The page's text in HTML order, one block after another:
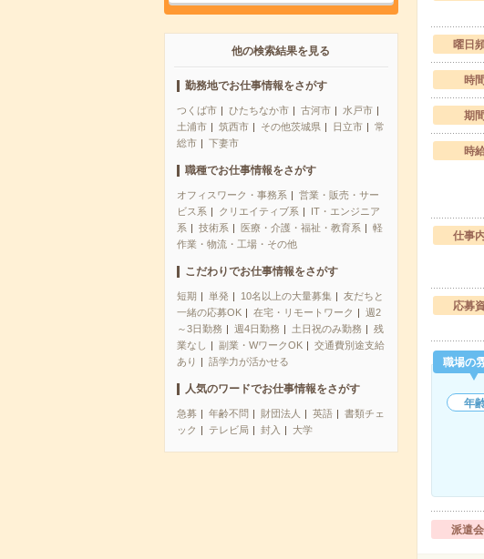
他の検索結果を見る
勤務地でお仕事情報をさがす
つくば市 ひたちなか市 古河市
水戸市
土浦市
筑西市 その他茨城県 日立市
常
総市
下妻市
職種でお仕事情報をさがす
オフィスワーク・事務系
営業・販売・サー
ビス系
クリエイティブ系
IT・エンジニア
系
技術系 医療・介護・福祉・教育系
軽
作業・物流・工場・その他
こだわりでお仕事情報をさがす
短期 単発 10名以上の大量募集
友だちと
一緒の応募OK
在宅・リモートワーク
週2
～3日勤務
週4日勤務 土日祝のみ勤務
残
業なし
副業・WワークOK
交通費別途支給
あり
語学力が活かせる
人気のワードでお仕事情報をさがす
急募 年齢不問 財団法人 英語
書類チェ
ック
テレビ局 封入 大学
曜日
時間
期間
時
仕事
応募
職場の
年
派遣